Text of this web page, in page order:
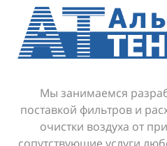
Мы занимаемся
поставкой фильтров и
очистки воздуха от